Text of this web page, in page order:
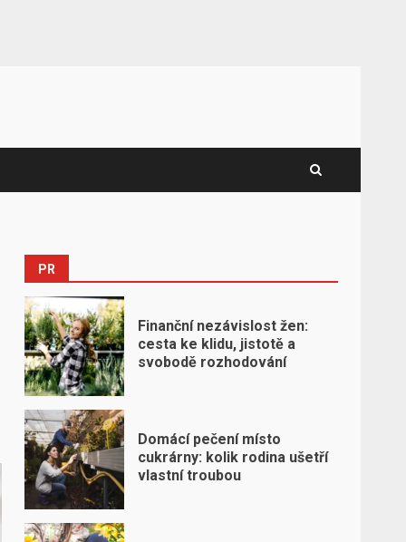
PR
Finanční nezávislost žen:
cesta ke klidu, jistotě a
svobodě rozhodování
Domácí pečení místo
cukrárny: kolik rodina ušetří
vlastní troubou